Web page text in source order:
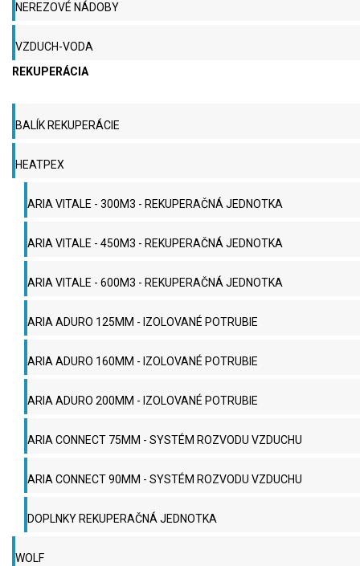
NEREZOVÉ NÁDOBY
VZDUCH-VODA
REKUPERÁCIA
BALÍK REKUPERÁCIE
HEATPEX
ARIA VITALE - 300M3 - REKUPERAČNÁ JEDNOTKA
ARIA VITALE - 450M3 - REKUPERAČNÁ JEDNOTKA
ARIA VITALE - 600M3 - REKUPERAČNÁ JEDNOTKA
ARIA ADURO 125MM - IZOLOVANÉ POTRUBIE
ARIA ADURO 160MM - IZOLOVANÉ POTRUBIE
ARIA ADURO 200MM - IZOLOVANÉ POTRUBIE
ARIA CONNECT 75MM - SYSTÉM ROZVODU VZDUCHU
ARIA CONNECT 90MM - SYSTÉM ROZVODU VZDUCHU
DOPLNKY REKUPERAČNÁ JEDNOTKA
WOLF